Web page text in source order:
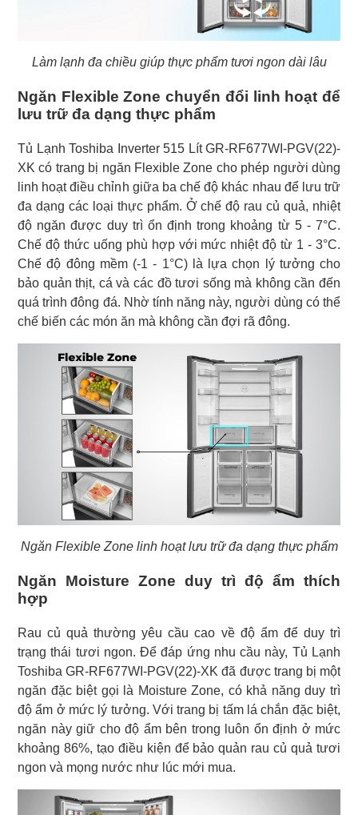
Làm lạnh đa chiều giúp thực phẩm tươi ngon dài lâu
Ngăn Flexible Zone chuyển đổi linh hoạt để
lưu trữ đa dạng thực phẩm
Tủ Lạnh Toshiba Inverter 515 Lít GR-RF677WI-PGV(22)-
XK có trang bị ngăn Flexible Zone cho phép người dùng
linh hoạt điều chỉnh giữa ba chế độ khác nhau để lưu trữ
đa dạng các loại thực phẩm. Ở chế độ rau củ quả, nhiệt
độ ngăn được duy trì ổn định trong khoảng từ 5 - 7°C.
Chế độ thức uống phù hợp với mức nhiệt độ từ 1 - 3°C.
Chế độ đông mềm (-1 - 1°C) là lựa chọn lý tưởng cho
bảo quản thịt, cá và các đồ tươi sống mà không cần đến
quá trình đông đá. Nhờ tính năng này, người dùng có thể
chế biến các món ăn mà không cần đợi rã đông.
Ngăn Flexible Zone linh hoạt lưu trữ đa dạng thực phẩm
Ngăn Moisture Zone duy trì độ ẩm thích
hợp
Rau củ quả thường yêu cầu cao về độ ẩm để duy trì
trạng thái tươi ngon. Để đáp ứng nhu cầu này, Tủ Lạnh
Toshiba GR-RF677WI-PGV(22)-XK đã được trang bị một
ngăn đặc biệt gọi là Moisture Zone, có khả năng duy trì
độ ẩm ở mức lý tưởng. Với trang bị tấm lá chắn đặc biệt,
ngăn này giữ cho độ ẩm bên trong luôn ổn định ở mức
khoảng 86%, tạo điều kiện để bảo quản rau củ quả tươi
ngon và mọng nước như lúc mới mua.